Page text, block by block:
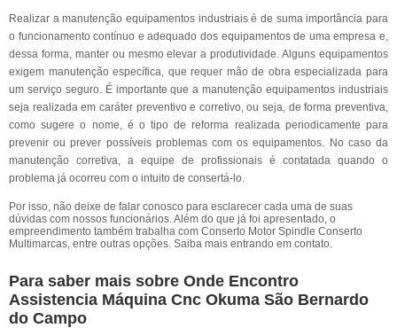
Realizar a manutenção equipamentos industriais é de suma importância para
o funcionamento contínuo e adequado dos equipamentos de uma empresa e,
dessa forma, manter ou mesmo elevar a produtividade. Alguns equipamentos
exigem manutenção específica, que requer mão de obra especializada para
um serviço seguro. É importante que a manutenção equipamentos industriais
seja realizada em caráter preventivo e corretivo, ou seja, de forma preventiva,
como sugere o nome, é o tipo de reforma realizada periodicamente para
prevenir ou prever possíveis problemas com os equipamentos. No caso da
manutenção corretiva, a equipe de profissionais é contatada quando o
problema já ocorreu com o intuito de consertá-lo.
Por isso, não deixe de falar conosco para esclarecer cada uma de suas
dúvidas com nossos funcionários. Além do que já foi apresentado, o
empreendimento também trabalha com Conserto Motor Spindle Conserto
Multimarcas, entre outras opções. Saiba mais entrando em contato.
Para saber mais sobre Onde Encontro
Assistencia Máquina Cnc Okuma São Bernardo
do Campo